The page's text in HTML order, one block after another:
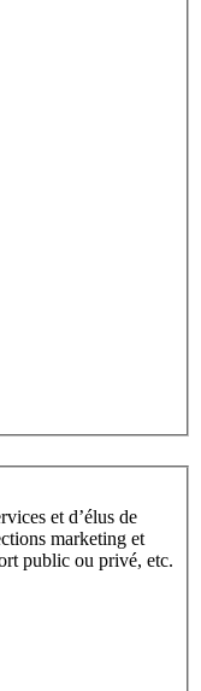
et d’élus de
marketing et
public ou privé, etc.